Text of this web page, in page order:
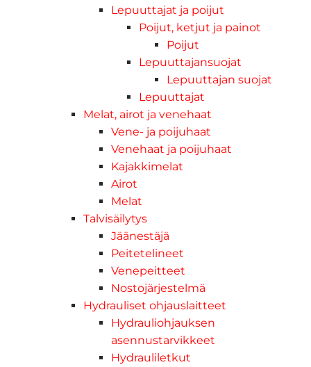
Lepuuttajat ja poijut
Poijut, ketjut ja painot
Poijut
Lepuuttajansuojat
Lepuuttajan suojat
Lepuuttajat
Melat, airot ja venehaat
Vene- ja poijuhaat
Venehaat ja poijuhaat
Kajakkimelat
Airot
Melat
Talvisäilytys
Jäänestäjä
Peitetelineet
Venepeitteet
Nostojärjestelmä
Hydrauliset ohjauslaitteet
Hydrauliohjauksen
asennustarvikkeet
Hydrauliletkut